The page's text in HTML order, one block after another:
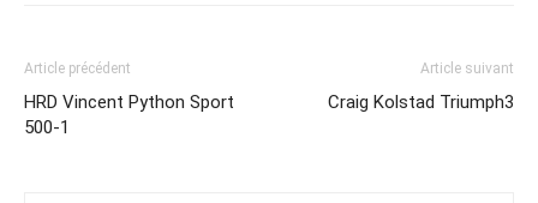
Article précédent
HRD Vincent Python Sport
500-1
Article suivant
Craig Kolstad Triumph3